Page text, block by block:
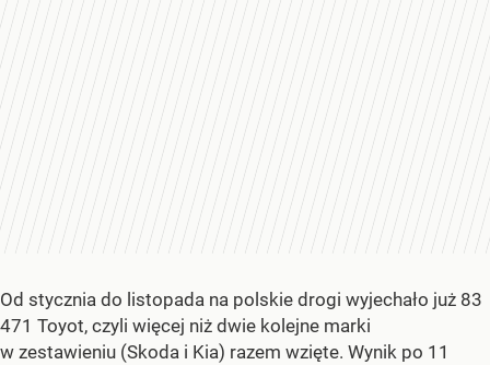
Od stycznia do listopada na polskie drogi wyjechało już 83
471 Toyot, czyli więcej niż dwie kolejne marki
w zestawieniu (Skoda i Kia) razem wzięte. Wynik po 11